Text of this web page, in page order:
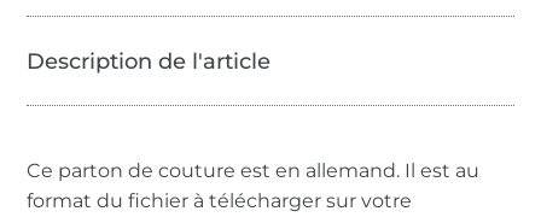
Ce parton de couture est en allemand. Il est au
format du fichier à télécharger sur votre